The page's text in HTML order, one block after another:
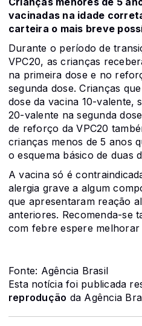
vacinadas na idade
carteira o mais breve
Durante o período de
VPC20, as crianças
na primeira dose e no
segunda dose. Crianças
dose da vacina 10-valente,
20-valente na segunda
de reforço da VPC20
crianças menos de 5 anos
o esquema básico de duas
A vacina só é
alergia grave a algum
que apresentaram reação
anteriores. Recomenda-se
com febre espere melhorar
Fonte: Agência Brasil
Esta notícia foi publicada
reprodução da Agência